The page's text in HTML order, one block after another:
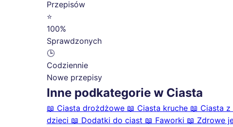
Przepisów
⭐
100%
Sprawdzonych
🕒
Codziennie
Nowe przepisy
Inne podkategorie w Ciasta
📖 Ciasta drożdżowe 📖 Ciasta kruche 📖 Ciasta
dzieci 📖 Dodatki do ciast 📖 Faworki 📖 Zdrowe